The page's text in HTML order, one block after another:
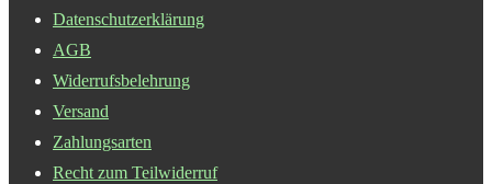
Datenschutzerklärung
AGB
Widerrufsbelehrung
Versand
Zahlungsarten
Recht zum Teilwiderruf